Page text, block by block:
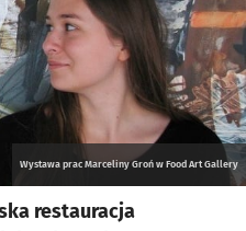
Wystawa prac Marceliny Groń w Food Art Gallery
restauracja